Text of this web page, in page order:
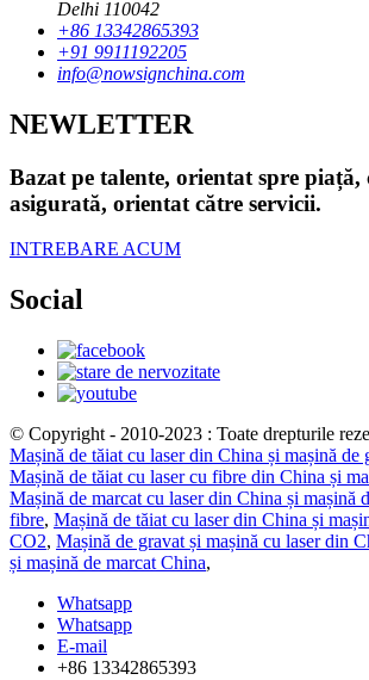
Delhi 110042
+86 13342865393
+91 9911192205
info@nowsignchina.com
NEWLETTER
Bazat pe talente, orientat spre piață,
asigurată, orientat către servicii.
INTREBARE ACUM
Social
© Copyright - 2010-2023 : Toate drepturile
Mașină de tăiat cu laser din China și mașină de
Mașină de tăiat cu laser cu fibre din China și
Mașină de marcat cu laser din China și mașină
fibre, Mașină de tăiat cu laser din China și
CO2, Mașină de gravat și mașină cu laser din
și mașină de marcat China,
Whatsapp
Whatsapp
E-mail
+86 13342865393